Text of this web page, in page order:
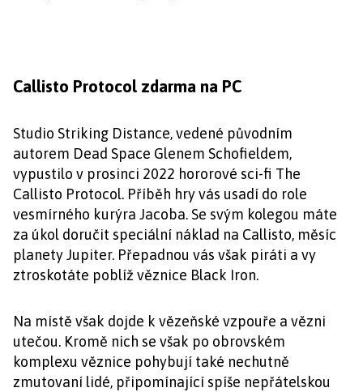
Callisto Protocol zdarma na PC
Studio Striking Distance, vedené původním
autorem Dead Space Glenem Schofieldem,
vypustilo v prosinci 2022 hororové sci-fi The
Callisto Protocol. Příběh hry vás usadí do role
vesmírného kurýra Jacoba. Se svým kolegou máte
za úkol doručit speciální náklad na Callisto, měsíc
planety Jupiter. Přepadnou vás však piráti a vy
ztroskotáte poblíž věznice Black Iron.
Na místě však dojde k vězeňské vzpouře a vězni
utečou. Kromě nich se však po obrovském
komplexu věznice pohybují také nechutně
zmutovaní lidé, připomínající spíše nepřátelskou